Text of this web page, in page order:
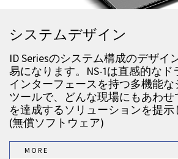
システムデザイン
ID Seriesのシステム構成のデザイ
易になります。NS-1は直感的な
インターフェースを持つ多機能
ツールで、どんな現場にもあわ
を達成するソリューションを提示
(無償ソフトウェア)
MORE